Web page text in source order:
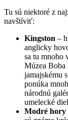
Tu sú niektoré z
navštíviť:
Kingston –
anglicky
sa tu mnoho
Múzea Boba
jamajskému
ponúka
národnú
umelecké
Modré hory